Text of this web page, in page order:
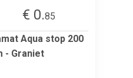
€ 0.85
Aqua stop 200
- Graniet